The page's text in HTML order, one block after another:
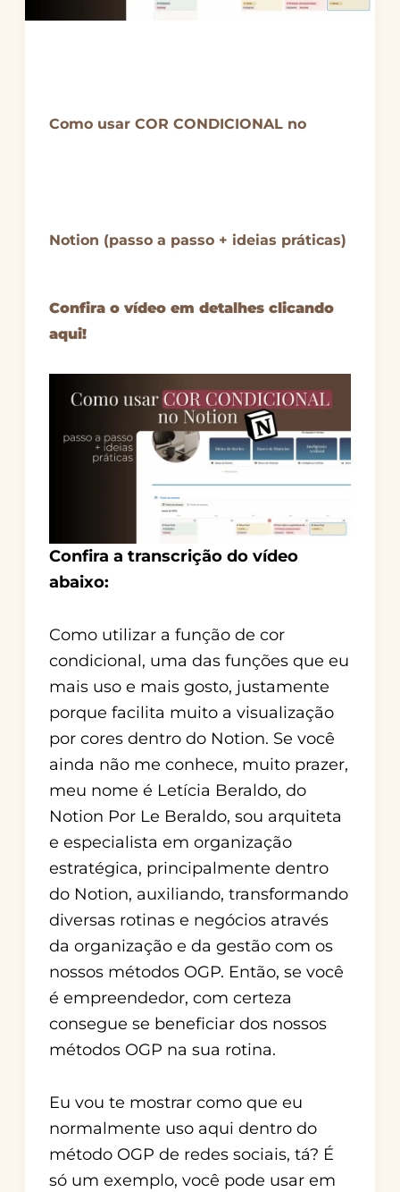
Como usar COR CONDICIONAL no
Notion (passo a passo + ideias práticas)
Confira o vídeo em detalhes clicando
aqui!
Confira a transcrição do vídeo
abaixo:
Como utilizar a função de cor
condicional, uma das funções que eu
mais uso e mais gosto, justamente
porque facilita muito a visualização
por cores dentro do Notion. Se você
ainda não me conhece, muito prazer,
meu nome é Letícia Beraldo, do
Notion Por Le Beraldo, sou arquiteta
e especialista em organização
estratégica, principalmente dentro
do Notion, auxiliando, transformando
diversas rotinas e negócios através
da organização e da gestão com os
nossos métodos OGP. Então, se você
é empreendedor, com certeza
consegue se beneficiar dos nossos
métodos OGP na sua rotina.
Eu vou te mostrar como que eu
normalmente uso aqui dentro do
método OGP de redes sociais, tá? É
só um exemplo, você pode usar em